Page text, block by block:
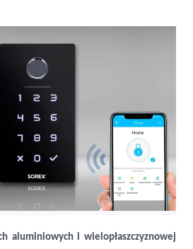
aluminiowych i wielopłaszczyznowej